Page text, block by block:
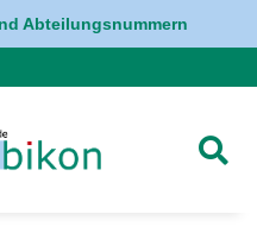
Abteilungsnummern